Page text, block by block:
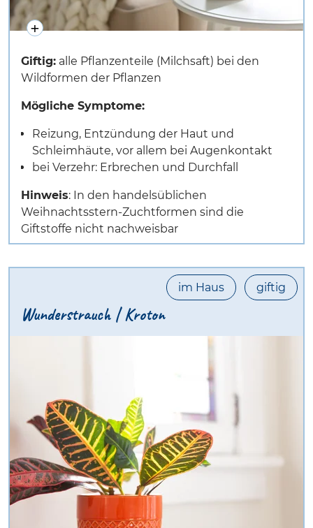
Giftig: alle Pflanzenteile (Milchsaft) bei den
Wildformen der Pflanzen
Mögliche Symptome:
Reizung, Entzündung der Haut und
Schleimhäute, vor allem bei Augenkontakt
bei Verzehr: Erbrechen und Durchfall
Hinweis: In den handelsüblichen
Weihnachtsstern-Zuchtformen sind die
Giftstoffe nicht nachweisbar
im Haus giftig
Wunderstrauch | Kroton